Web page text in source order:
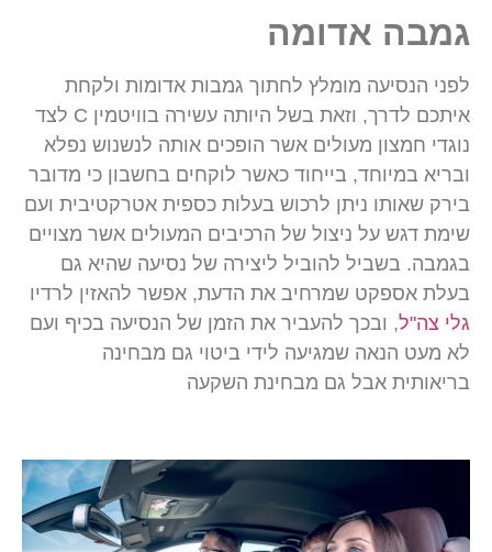
גמבה אדומה
לפני הנסיעה מומלץ לחתוך גמבות אדומות ולקחת
איתכם לדרך, וזאת בשל היותה עשירה בוויטמין C לצד
נוגדי חמצון מעולים אשר הופכים אותה לנשנוש נפלא
ובריא במיוחד, בייחוד כאשר לוקחים בחשבון כי מדובר
בירק שאותו ניתן לרכוש בעלות כספית אטרקטיבית ועם
שימת דגש על ניצול של הרכיבים המעולים אשר מצויים
בגמבה. בשביל להוביל ליצירה של נסיעה שהיא גם
בעלת אספקט שמרחיב את הדעת, אפשר להאזין לרדיו
גלי צה"ל, ובכך להעביר את הזמן של הנסיעה בכיף ועם
לא מעט הנאה שמגיעה לידי ביטוי גם מבחינה
בריאותית אבל גם מבחינת השקעה